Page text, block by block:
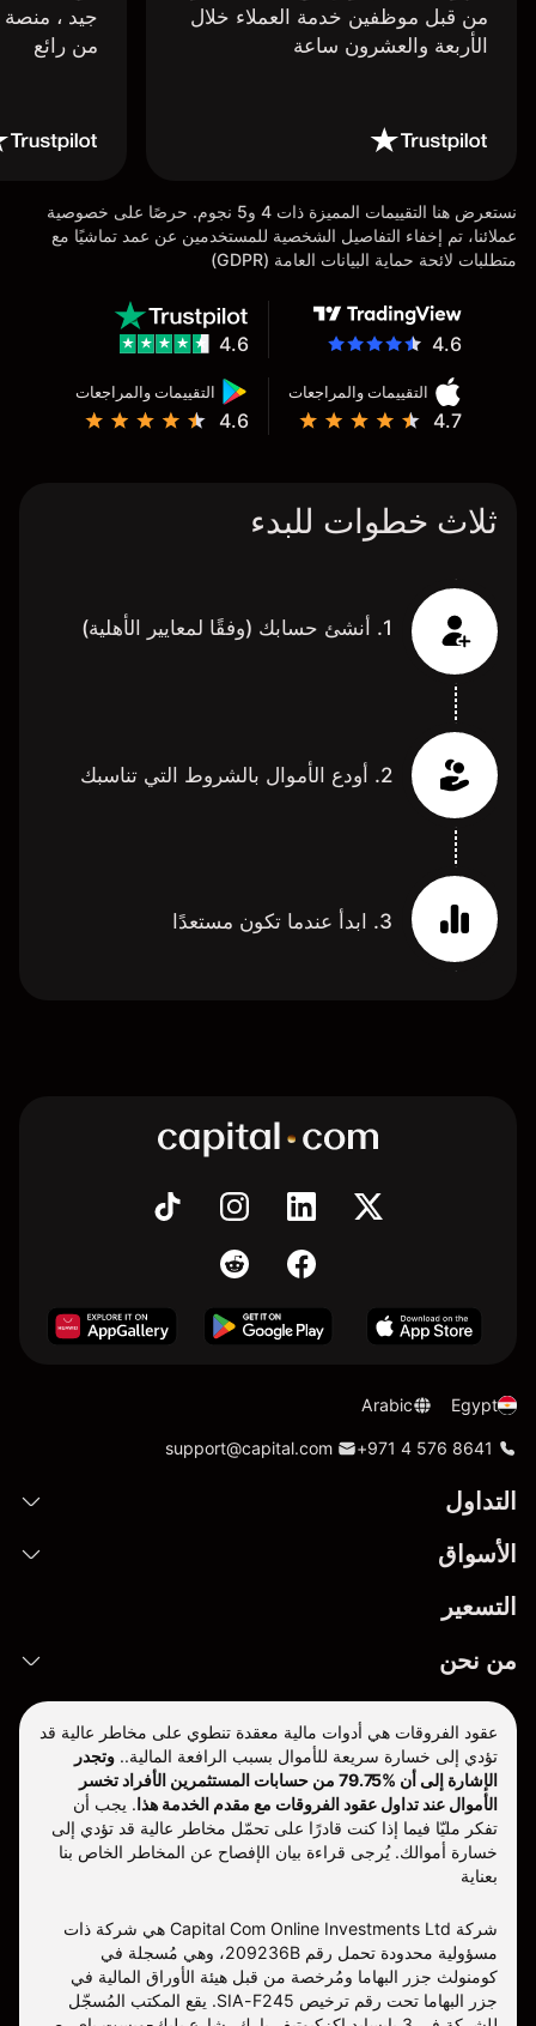
من قبل موظفين خدمة العملاء خلال
الأربعة والعشرون ساعة
جيد ،
من رائع
نستعرض هنا التقييمات المميزة ذات 4 و5 نجوم. حرصًا على خصوصية
عملائنا، تم إخفاء التفاصيل الشخصية للمستخدمين عن عمد تماشيًا مع
متطلبات لائحة حماية البيانات العامة (GDPR)
4.6
التقييمات والمراجعات
4.7
التقييمات والمراجعات
4.6
4.6
ثلاث خطوات للبدء
1. أنشئ حسابك (وفقًا لمعايير الأهلية)
2. أودع الأموال بالشروط التي تناسبك
3. ابدأ عندما تكون مستعدًا
Egypt
Arabic
+971 4 576 8641
support@capital.com
التداول
الأسواق
التسعير
من نحن
عقود الفروقات هي أدوات مالية معقدة تنطوي على مخاطر عالية قد
تؤدي إلى خسارة سريعة للأموال بسبب الرافعة المالية.. وتجدر
الإشارة إلى أن %79.75 من حسابات المستثمرين الأفراد تخسر
الأموال عند تداول عقود الفروقات مع مقدم الخدمة هذا. يجب أن
تفكر مليّا فيما إذا كنت قادرًا على تحمّل مخاطر عالية قد تؤدي إلى
خسارة أموالك. يُرجى قراءة بيان الإفصاح عن المخاطر الخاص بنا
بعناية
شركة Capital Com Online Investments Ltd هي شركة ذات
مسؤولية محدودة تحمل رقم 209236B، وهي مُسجلة في
كومنولث جزر البهاما ومُرخصة من قبل هيئة الأوراق المالية في
جزر البهاما تحت رقم ترخيص SIA-F245. يقع المكتب المُسجّل